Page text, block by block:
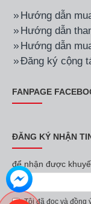
Hướng dẫn
Hướng dẫn
Hướng dẫn
Đăng ký cộng
FANPAGE
ĐĂNG KÝ NHẬN
để nhận được
Tôi đã đọc và đồng